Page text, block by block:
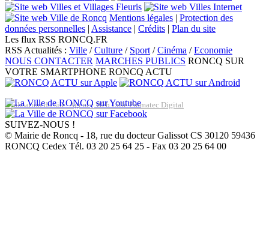
Mentions légales | Protection des
données personnelles | Assistance | Crédits | Plan du site
Les flux RSS RONCQ.FR
RSS Actualités : Ville /Culture / Sport/Cinéma /Economie
NOUS CONTACTER MARCHES PUBLICS RONCQ SUR
VOTRE SMARTPHONE RONCQ ACTU
Réalisation du site: Agence Web Lille Promatec Digital
SUIVEZ-NOUS !
© Mairie de Roncq - 18, rue du docteur Galissot CS 30120 59436
RONCQ Cedex Tél. 03 20 25 64 25 - Fax 03 20 25 64 00